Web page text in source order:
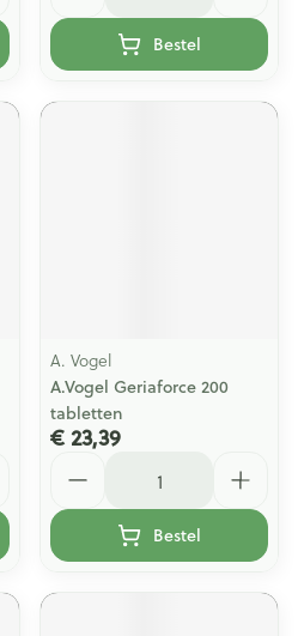
Bestel
A. Vogel
A.Vogel Geriaforce 200
tabletten
€ 23,39
Bestel